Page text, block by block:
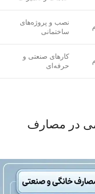
نصب و پروژه‌های
ساختمانی
کارهای صنعتی و
حرفه‌ای
در مصارف